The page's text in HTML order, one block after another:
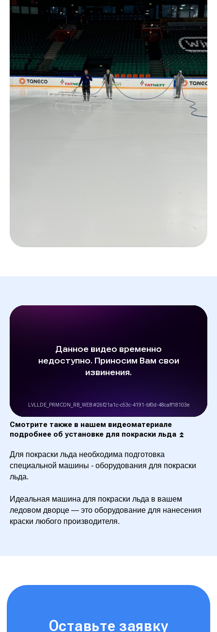
Смотрите также в нашем видеоматериале
подробнее об установке для покраски льда ⏫
Для покраски льда необходима подготовка
специальной машины - оборудования для покраски
льда.
Идеальная машина для покраски льда в вашем
ледовом дворце — это оборудование для нанесения
краски любого производителя.
+7
Оставьте заявку
Не знаете, с чего начать или
именно вам? Оставьте заявку,
и наши эксперты свяжутся